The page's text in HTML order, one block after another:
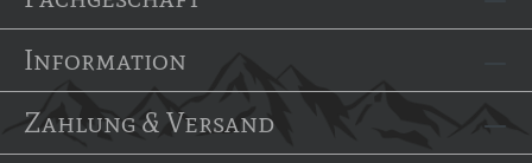
Information
Zahlung & Versand